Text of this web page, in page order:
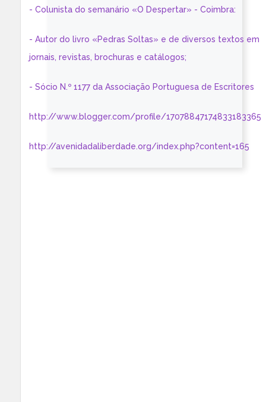
- Colunista do semanário «O Despertar» - Coimbra:
- Autor do livro «Pedras Soltas» e de diversos textos em
jornais, revistas, brochuras e catálogos;
- Sócio N.º 1177 da Associação Portuguesa de Escritores
http://www.blogger.com/profile/17078847174833183365
http://avenidadaliberdade.org/index.php?content=165